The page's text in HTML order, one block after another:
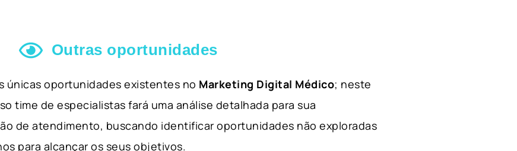
Outras oportunidades
únicas oportunidades existentes no Marketing Digital Médico; neste
time de especialistas fará uma análise detalhada para sua
de atendimento, buscando identificar oportunidades não exploradas
para alcançar os seus objetivos.